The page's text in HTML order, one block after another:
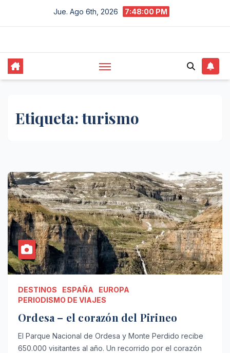
Jue. Ago 6th, 2026 7:48:01 PM
Etiqueta:turismo
DESTINOS ESPAÑA
EUROPA
PERIODISMO DE VIAJES
Ordesa – el corazón del Pirineo
El Parque Nacional de Ordesa y Monte Perdido recibe
650.000 visitantes al año. Un recorrido por el corazón